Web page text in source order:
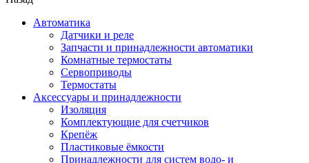
Автоматика
Датчики и реле
Запчасти и принадлежности автоматики
Комнатные термостаты
Сервоприводы
Термостаты
Аксессуары и принадлежности
Изоляция
Комплектующие для счетчиков
Крепёж
Пластиковые ёмкости
Принадлежности для систем водо- и